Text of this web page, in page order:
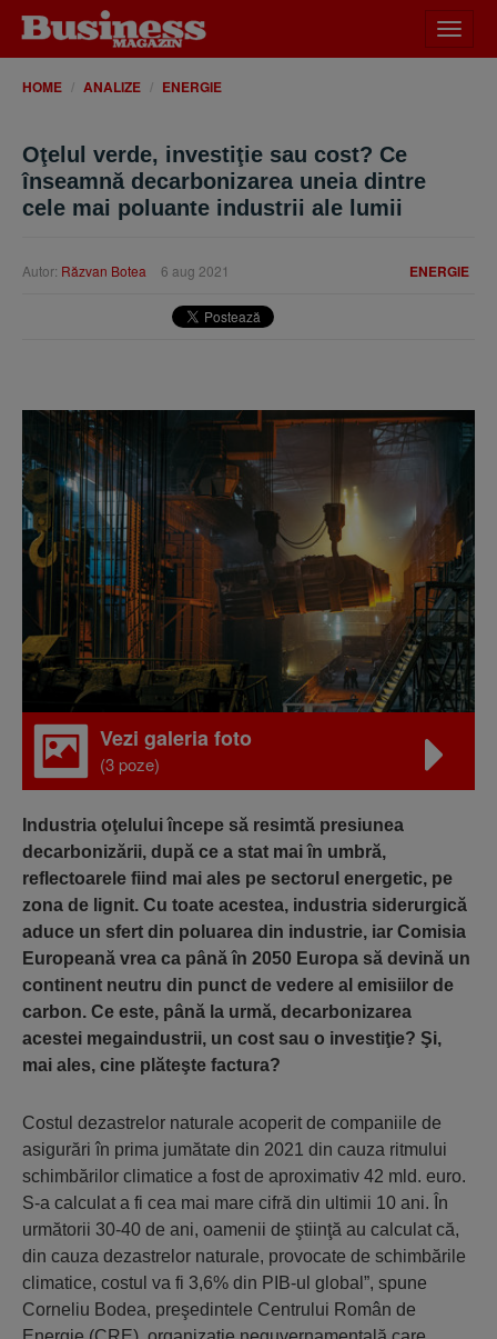
meniu
HOME ANALIZE ENERGIE
Oţelul verde, investiţie sau cost? Ce
înseamnă decarbonizarea uneia dintre
cele mai poluante industrii ale lumii
ENERGIE
Autor: Răzvan Botea 6 aug 2021
Vezi galeria foto
(3 poze)
Industria oţelului începe să resimtă presiunea
decarbonizării, după ce a stat mai în umbră,
reflectoarele fiind mai ales pe sectorul energetic, pe
zona de lignit. Cu toate acestea, industria siderurgică
aduce un sfert din poluarea din industrie, iar Comisia
Europeană vrea ca până în 2050 Europa să devină un
continent neutru din punct de vedere al emisiilor de
carbon. Ce este, până la urmă, decarbonizarea
acestei megaindustrii, un cost sau o investiţie? Şi,
mai ales, cine plăteşte factura?
Costul dezastrelor naturale acoperit de companiile de
asigurări în prima jumătate din 2021 din cauza ritmului
schimbărilor climatice a fost de aproximativ 42 mld. euro.
S-a calculat a fi cea mai mare cifră din ultimii 10 ani. În
următorii 30-40 de ani, oamenii de ştiinţă au calculat că,
din cauza dezastrelor naturale, provocate de schimbările
climatice, costul va fi 3,6% din PIB-ul global”, spune
Corneliu Bodea, preşedintele Centrului Român de